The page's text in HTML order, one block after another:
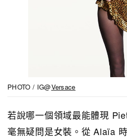
PHOTO / IG@Versace
若說哪一個領域最能體現
毫無疑問是女裝。從 Alaïa